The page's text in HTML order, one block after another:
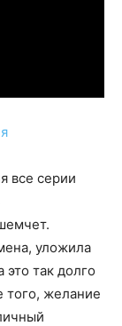
все серии
уложила
это так долго
того, желание